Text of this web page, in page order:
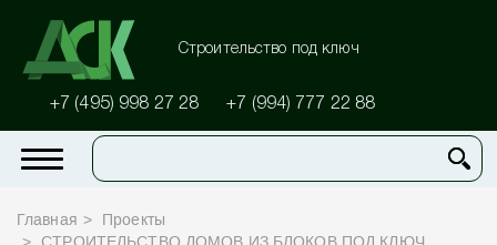
Строительство под ключ
+7 (495) 998 27 28 +7 (994) 777 22 88
Главная
Проекты